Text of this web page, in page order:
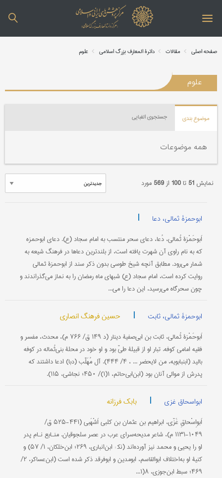
صفحه اصلی مقالات دائرة المعارف بزرگ اسلامی علوم
علوم
موضوع بندی جستجوی الفبایی
همه موضوعات
نمایش 51 تا100 از569 مورد
ابوحمزۀ ثمالی، دعا |
اَبوحَمْزۀ ثُمالی، دُعا، دعای سحر منتسب به امام سجاد (ع). دعای ابوحمزه
که به نام راوی آن شهرت یافته است، از بلند‌‌ترین دعاها در فرهنگ شیعه به
شمار می‌رود. مطابق آنچه شیخ طوسی بدون ذكر سند از ابوحمزۀ ثمالی
روایت كرده است، امام سجاد (ع) شبهای ماه رمضان را به نماز می‌گذراندند و
چون سحرگاه می‌رسید، این دعا را می‌...
ابوحمزۀ ثمالی، ثابت | حسین فرهنگ انصاری
اَبوحَمْزۀ ثُمالی، ثابت بن ابی‌صفیۀ دینار (د ۱۴۹ ق/ ۷۶۶ م)، محدث، مفسر و
فقیه امامی کوفه. تبار او از قبیلۀ طیّ بود و او خود در محلۀ بنی‌ثُماله در کوفه
بالید (ابن‎بابویه، من لایحضر ... ، ۴/ ۴۴۴). آل مُهَلَّب (دبا) ادعا داشتند که
پدرش از موالی آنان بود (ابن‌ابی‌حاتم، ۱(۱)/ ۴۵۰؛ نجاشی، ۱۱۵).
ابواسحاق غزی | بابک فرزانه
اَبو‌اِسْحاقِ غَزّی، ابراهیم بن عثمان بن کلبی اَشْهَبی (۴۴۱-۵۲۵‌ ق/
۱۰۴۹-۱۱۳۱ م)، شاعر مدیحه‌سرای عرب در عصر سلجوقیان. منـابع نـام پدر
او را یحیى و محمد نیز آورده‌اند (نک‍ : ابن‌انباری، ۲۶۹؛ ابن‌خلکان، ۱/ ۵۷) و
کنیۀ او به‌اختلاف ابو‌القاسم، ابو‌مدین و ابو‌فرقد ذکر شده است (ابن‌عساکر، ۲/
۴۶۹؛ سبط ابن‌جوزی، ۸(۱...